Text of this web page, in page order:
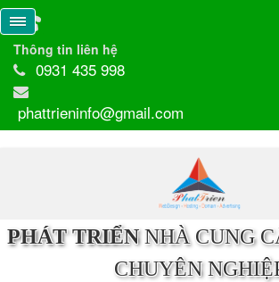
Thông tin liên hệ
0931 435 998
phattrieninfo@gmail.com
PHÁT TRIỂNNHÀ CUNG
CHUYÊN